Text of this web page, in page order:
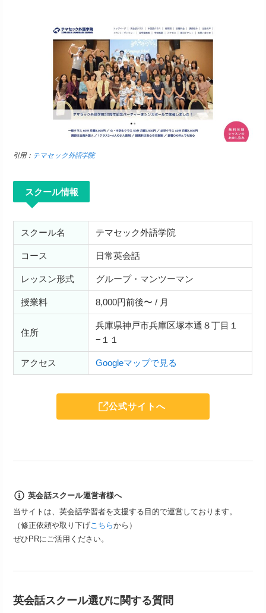
引用： テマセック外語学院
スクール情報
スクール名 テマセック外語学院
コース 日常英会話
レッスン形式 グループ・マンツーマン
授業料 8,000円前後〜 / 月
住所
兵庫県神戸市兵庫区塚本通８丁目１
−１１
アクセス Googleマップで見る
公式サイトへ
英会話スクール運営者様へ
当サイトは、英会話学習者を支援する目的で運営しております。
（修正依頼や取り下げこちらから）
ぜひPRにご活用ください。
英会話スクール選びに関する質問